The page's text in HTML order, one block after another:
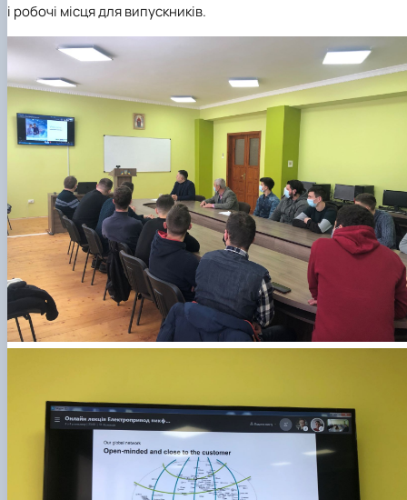
і робочі місця для випускників.